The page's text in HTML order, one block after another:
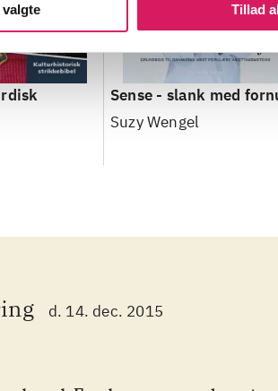
Tillad
Sense - slank med
Suzy Wengel
d. 14. dec. 2015